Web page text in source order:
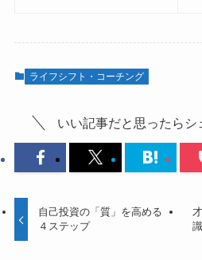
ライフシフト・コーチング
いい記事だと思ったらシ
自己投資の「質」を高める
４ステップ